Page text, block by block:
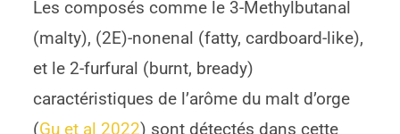
Les composés comme le 3-Methylbutanal
(malty), (2E)-nonenal (fatty, cardboard-like),
et le 2-furfural (burnt, bready)
caractéristiques de l’arôme du malt d’orge
(Gu et al 2022) sont détectés dans cette